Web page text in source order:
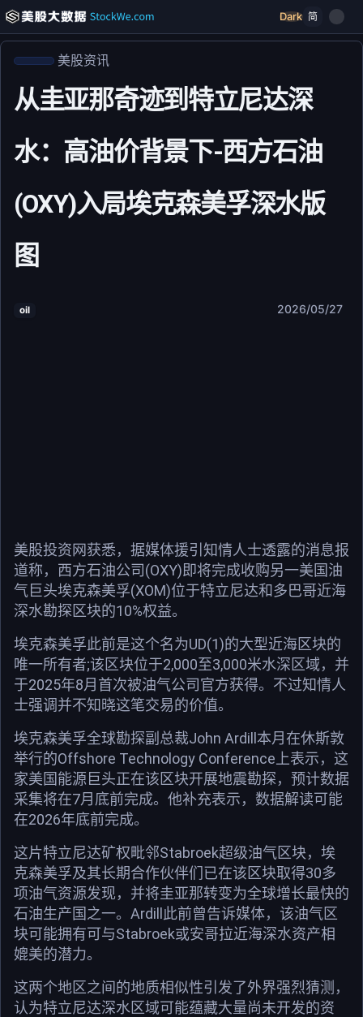
Dark 简
美股资讯
从圭亚那奇迹到特立尼达深
水：高油价背景下-西方石油
(OXY)入局埃克森美孚深水版
图
oil 2026/05/27
美股投资网获悉，据媒体援引知情人士透露的消息报
道称，西方石油公司(OXY)即将完成收购另一美国油
气巨头埃克森美孚(XOM)位于特立尼达和多巴哥近海
深水勘探区块的10%权益。
埃克森美孚此前是这个名为UD(1)的大型近海区块的
唯一所有者;该区块位于2,000至3,000米水深区域，并
于2025年8月首次被油气公司官方获得。不过知情人
士强调并不知晓这笔交易的价值。
埃克森美孚全球勘探副总裁John Ardill本月在休斯敦
举行的Offshore Technology Conference上表示，这
家美国能源巨头正在该区块开展地震勘探，预计数据
采集将在7月底前完成。他补充表示，数据解读可能
在2026年底前完成。
这片特立尼达矿权毗邻Stabroek超级油气区块，埃
克森美孚及其长期合作伙伴们已在该区块取得30多
项油气资源发现，并将圭亚那转变为全球增长最快的
石油生产国之一。Ardill此前曾告诉媒体，该油气区
块可能拥有可与Stabroek或安哥拉近海深水资产相
媲美的潜力。
这两个地区之间的地质相似性引发了外界强烈猜测，
认为特立尼达深水区域可能蕴藏大量尚未开发的资